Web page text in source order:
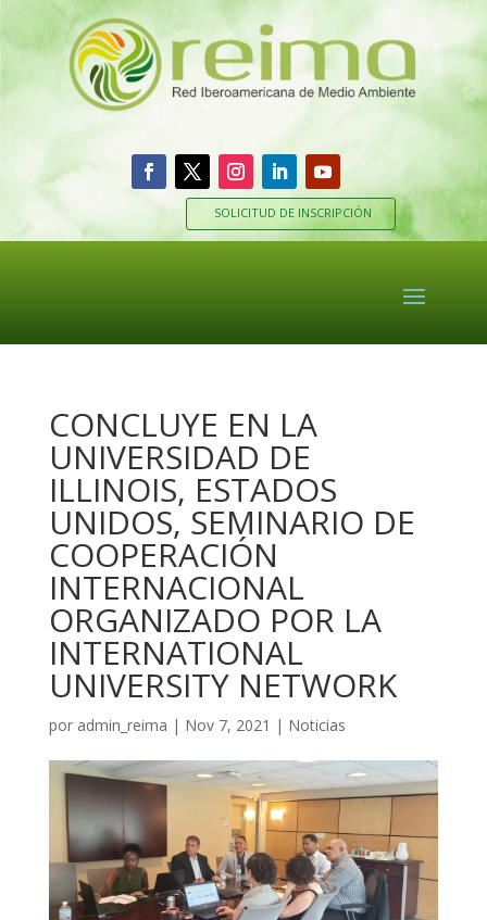
SOLICITUD DE INSCRIPCIÓN
CONCLUYE EN LA
UNIVERSIDAD DE
ILLINOIS, ESTADOS
UNIDOS, SEMINARIO DE
COOPERACIÓN
INTERNACIONAL
ORGANIZADO POR LA
INTERNATIONAL
UNIVERSITY NETWORK
por admin_reima | Nov 7, 2021 | Noticias